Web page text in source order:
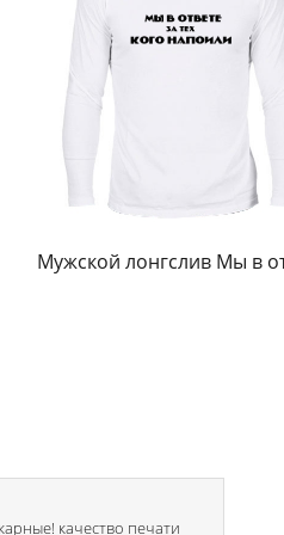
Мужской лонгслив Мы в
качество печати